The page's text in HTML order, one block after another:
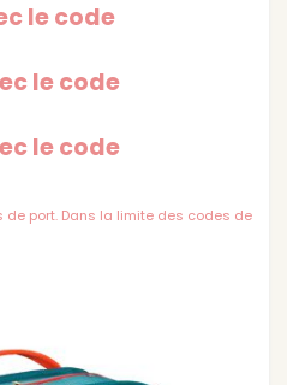
le code
le code
le code
de port. Dans la limite des codes de